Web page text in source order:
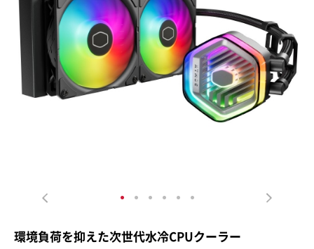
環境負荷を抑えた次世代水冷CPUクーラー